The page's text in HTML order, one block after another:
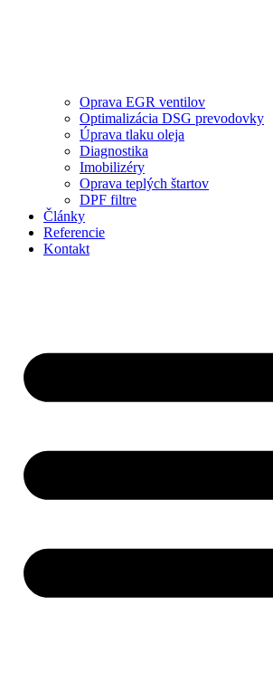
Oprava EGR ventilov
Optimalizácia DSG prevodovky
Úprava tlaku oleja
Diagnostika
Imobilizéry
Oprava teplých štartov
DPF filtre
Články
Referencie
Kontakt